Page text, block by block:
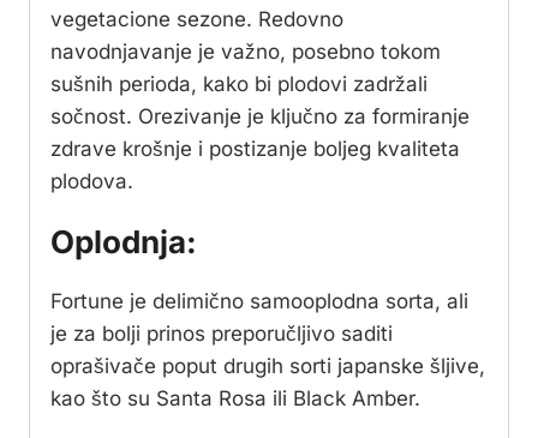
vegetacione sezone. Redovno
navodnjavanje je važno, posebno tokom
sušnih perioda, kako bi plodovi zadržali
sočnost. Orezivanje je ključno za formiranje
zdrave krošnje i postizanje boljeg kvaliteta
plodova.
Oplodnja:
Fortune je delimično samooplodna sorta, ali
je za bolji prinos preporučljivo saditi
oprašivače poput drugih sorti japanske šljive,
kao što su Santa Rosa ili Black Amber.